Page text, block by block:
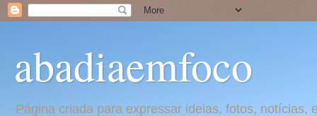
abadiaemfoco
Página criada para expressar ideias, fotos,